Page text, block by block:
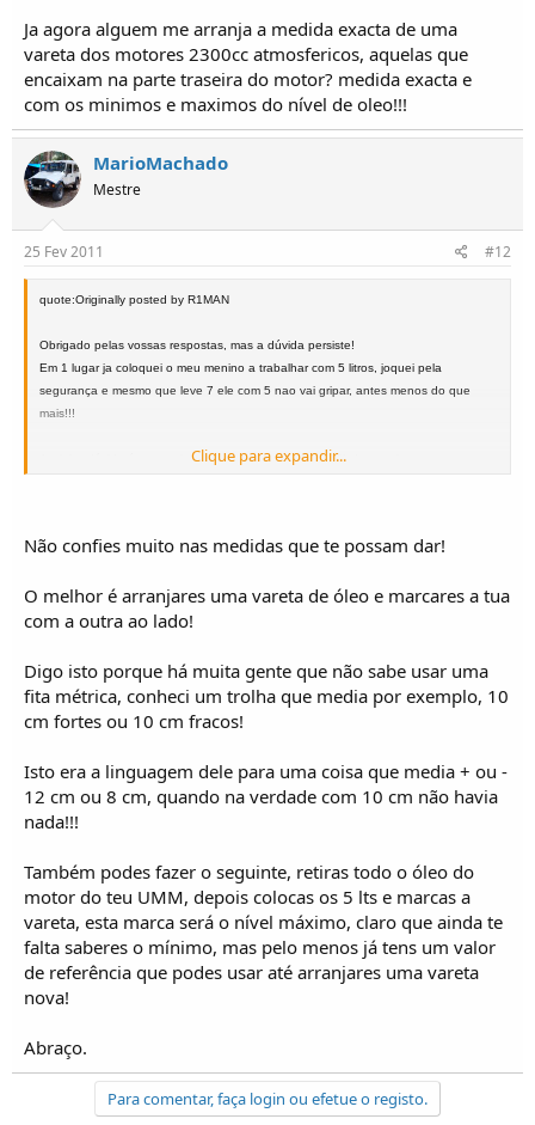
Ja agora alguem me arranja a medida exacta de uma
vareta dos motores 2300cc atmosfericos, aquelas que
encaixam na parte traseira do motor? medida exacta e
com os minimos e maximos do nível de oleo!!!
MarioMachado
Mestre
25 Fev 2011 #12
quote:Originally posted by R1MAN
Obrigado pelas vossas respostas, mas a dúvida persiste!
Em 1 lugar ja coloquei o meu menino a trabalhar com 5 litros, joquei pela
segurança e mesmo que leve 7 ele com 5 nao vai gripar, antes menos do que
mais!!!
A minha dúvida é que estive ontem a ver no AUTODATA do meu irmao que tem
onde esta a referencia aos 7 litros?
atmosfericos, aquelas que encaixam na parte traseira do motor? medida exacta e
com os minimos e maximos do nível de oleo!!!
Clique para expandir...
Não confies muito nas medidas que te possam dar!
O melhor é arranjares uma vareta de óleo e marcares a tua
com a outra ao lado!
Digo isto porque há muita gente que não sabe usar uma
fita métrica, conheci um trolha que media por exemplo, 10
cm fortes ou 10 cm fracos!
Isto era a linguagem dele para uma coisa que media + ou -
12 cm ou 8 cm, quando na verdade com 10 cm não havia
nada!!!
Também podes fazer o seguinte, retiras todo o óleo do
motor do teu UMM, depois colocas os 5 lts e marcas a
vareta, esta marca será o nível máximo, claro que ainda te
falta saberes o mínimo, mas pelo menos já tens um valor
de referência que podes usar até arranjares uma vareta
nova!
Abraço.
Para comentar, faça login ou efetue o registo.